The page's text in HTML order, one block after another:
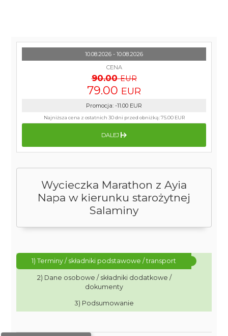
Wycieczka Marathon z Ayia
Napa w kierunku starożytnej
Salaminy
1) Terminy / składniki podstawowe / transport
2) Dane osobowe / składniki dodatkowe /
dokumenty
3) Podsumowanie
10.08.2026 - 10.08.2026
CENA
90.00 EUR
79.00 EUR
Promocja: -11.00 EUR
Najniższa cena z ostatnich 30 dni przed obniżką:75.00 EUR
DALEJ